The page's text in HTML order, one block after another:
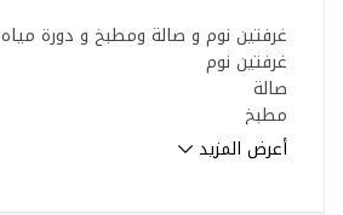
غرفتين نوم و صالة ومطبخ و دورة مياه
غرفتين نوم
صالة
مطبخ
دورتين مياه
أعرض المزيد